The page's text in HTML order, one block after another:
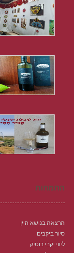
התמחות
הרצאה בנושא היין
סיור ביקבים
ליווי יקבי בוטיק